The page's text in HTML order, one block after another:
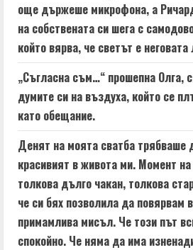
още държеше микрофона, а
на собствената си шега с
който вярва, че светът е
„Съгласна съм…“ прошепна Олга,
думите си на въздуха, който се
като обещание.
Денят на моята сватба трябваше
красивият в живота ми. Момент
толкова дълго чакан, толкова
че си бях позволила да повярвам
примамлива мисъл. Че този път
спокойно. Че няма да има